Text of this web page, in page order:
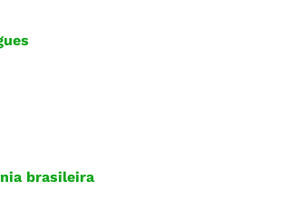
brasileira